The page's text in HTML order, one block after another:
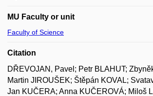
MU Faculty or unit
Faculty of Science
Citation
DŘEVOJAN, Pavel; Petr BLAHUT;
Martin JIROUŠEK; Štěpán KOVAL;
Jan KUČERA; Anna KUČEROVÁ; Miloš